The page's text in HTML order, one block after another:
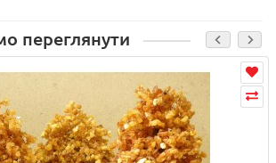
переглянути